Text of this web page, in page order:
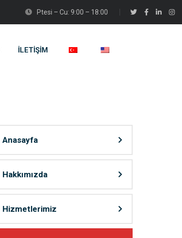
Ptesi – Cu: 9:00 – 18:00
İLETIŞIM
Anasayfa
Hakkımızda
Hizmetlerimiz